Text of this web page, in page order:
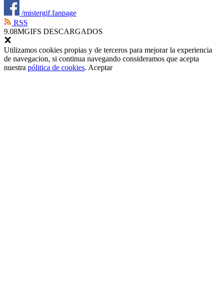
/mistergif.fanpage
RSS
9.08MGIFS DESCARGADOS
Utilizamos cookies propias y de terceros para mejorar la experiencia
de navegacion, si continua navegando consideramos que acepta
nuestra pólitica de cookies. Aceptar